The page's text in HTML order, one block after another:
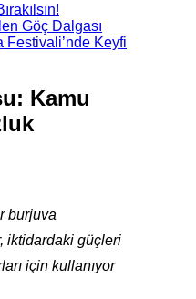
Göç Dalgası
Festivali’nde Keyfi
Kamu
burjuva
iktidardaki güçleri
için kullanıyor